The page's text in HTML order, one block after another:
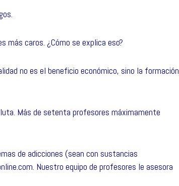
caros. ¿Cómo se explica eso?
no es el beneficio económico, sino la formación
Más de setenta profesores máximamente
de adicciones (sean con sustancias
. Nuestro equipo de profesores le asesora